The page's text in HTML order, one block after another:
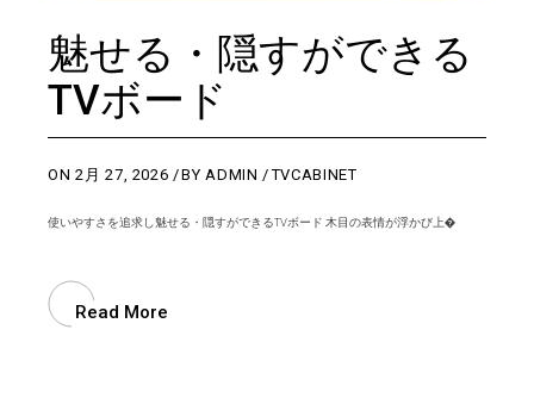
魅せる・隠すができる
TVボード
ON2月 27, 2026 BYADMIN TVCABINET
使いやすさを追求し魅せる・隠すができるTVボード 木目の表情が浮かび上�
Read More